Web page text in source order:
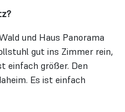
und Haus Panorama
gut ins Zimmer rein,
einfach größer. Den
Es ist einfach